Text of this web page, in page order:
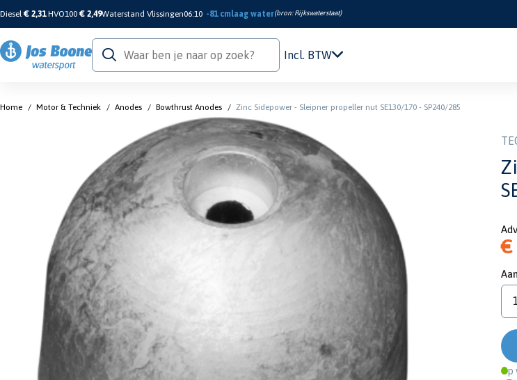
Diesel€ 2,31 HVO100 € 2,49Waterstand Vlissingen06:10 -81 cmlaag water(bron:Rijkswaterstaat)
Navigatie & Elektronica
Veiligheid
Boeken & Kaarten
Verf & Onderhoud
Tuigage & Dekuitrusting
Rubberboten & Motoren
Outlet
Incl. BTW
Home / Motor & Techniek / Anodes / Bowthrust Anodes / Zinc Sidepower - Sleipner propeller nut SE130/170 - SP240/285
€
Op